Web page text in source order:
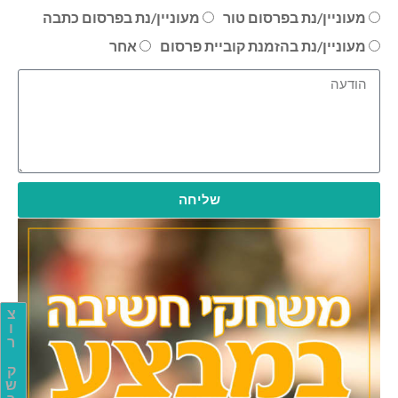
צ
ו
ר
ק
ש
מעוניין/נת בפרסום טור
מעוניין/נת בפרסום כתבה
מעוניין/נת בהזמנת קוביית פרסום
אחר
שליחה